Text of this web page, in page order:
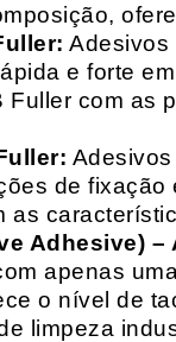
Adesivos
e forte
com as
de
as
Adhesive) –
apenas
o nível de
limpeza